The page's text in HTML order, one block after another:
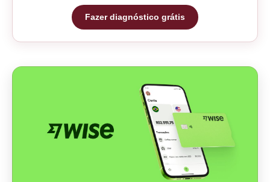
Fazer diagnóstico grátis